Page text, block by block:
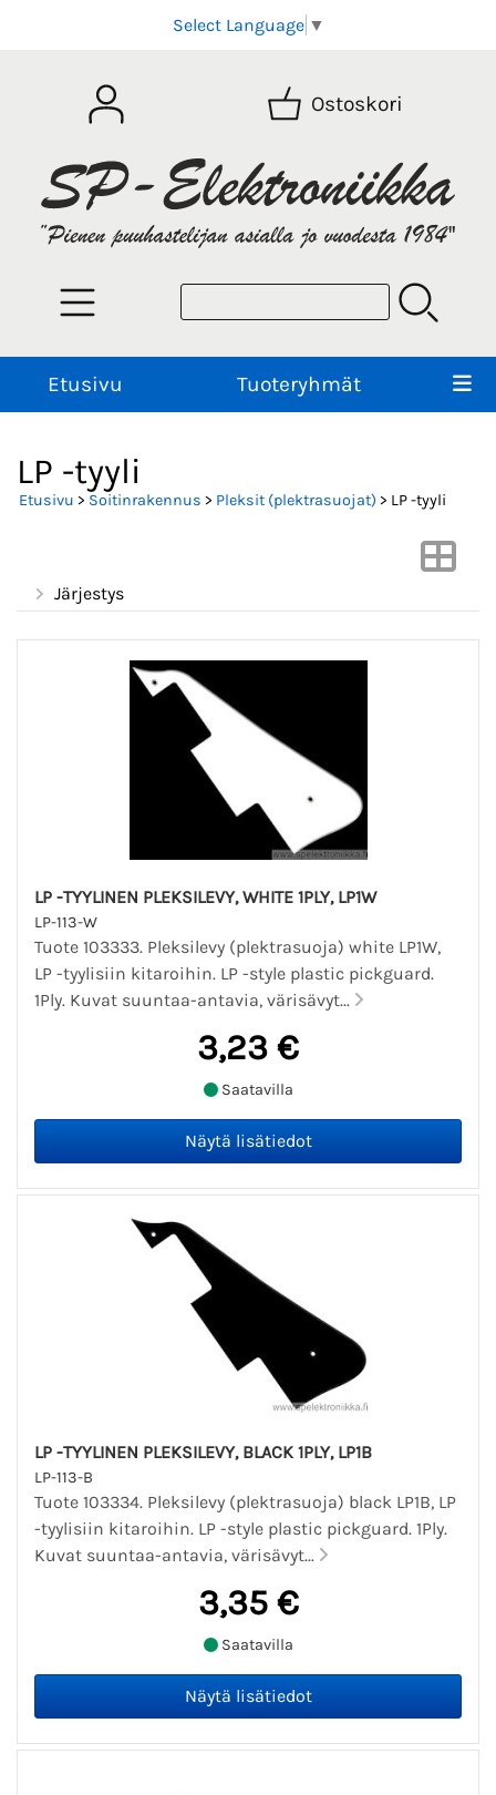
Select Language ▼
Ostoskori
Etusivu Tuoteryhmät
LP -tyyli
Etusivu > Soitinrakennus > Pleksit (plektrasuojat) > LP -tyyli
Järjestys
LP -TYYLINEN PLEKSILEVY, WHITE 1PLY, LP1W
LP-113-W
Tuote 103333. Pleksilevy (plektrasuoja) white LP1W,
LP -tyylisiin kitaroihin. LP -style plastic pickguard.
1Ply. Kuvat suuntaa-antavia, värisävyt...
3,23 €
Saatavilla
LP -TYYLINEN PLEKSILEVY, BLACK 1PLY, LP1B
LP-113-B
Tuote 103334. Pleksilevy (plektrasuoja) black LP1B, LP
-tyylisiin kitaroihin. LP -style plastic pickguard. 1Ply.
Kuvat suuntaa-antavia, värisävyt...
3,35 €
Saatavilla